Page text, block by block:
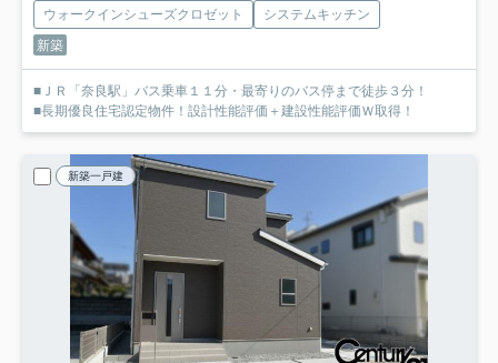
ウォークインシューズクロゼット
システムキッチン
新築
■ＪＲ「奈良駅」バス乗車１１分・最寄りのバス停まで徒歩３分！
■長期優良住宅認定物件！設計性能評価＋建設性能評価Ｗ取得！
新築一戸建